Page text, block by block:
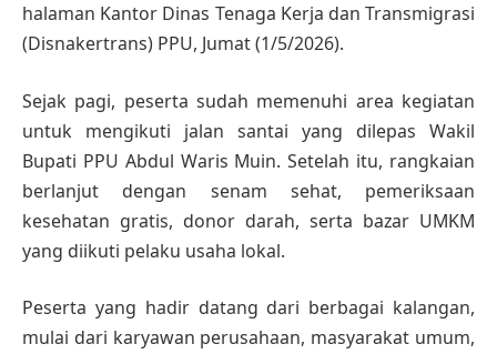
halaman Kantor Dinas Tenaga Kerja dan Transmigrasi
(Disnakertrans) PPU, Jumat (1/5/2026).
Sejak pagi, peserta sudah memenuhi area kegiatan
untuk mengikuti jalan santai yang dilepas Wakil
Bupati PPU Abdul Waris Muin. Setelah itu, rangkaian
berlanjut dengan senam sehat, pemeriksaan
kesehatan gratis, donor darah, serta bazar UMKM
yang diikuti pelaku usaha lokal.
Peserta yang hadir datang dari berbagai kalangan,
mulai dari karyawan perusahaan, masyarakat umum,